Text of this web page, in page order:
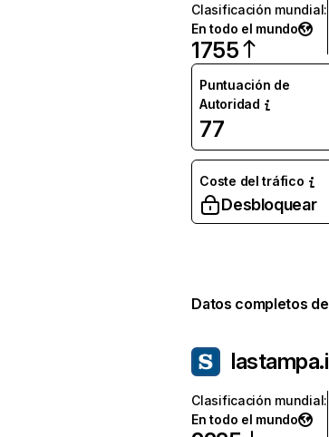
Clasificación mundial:
En todo el mundo
1755
Puntuación de
Autoridad
77
Coste del tráfico
Desbloquear
Datos completos
Clasificación mundial:
En todo el mundo